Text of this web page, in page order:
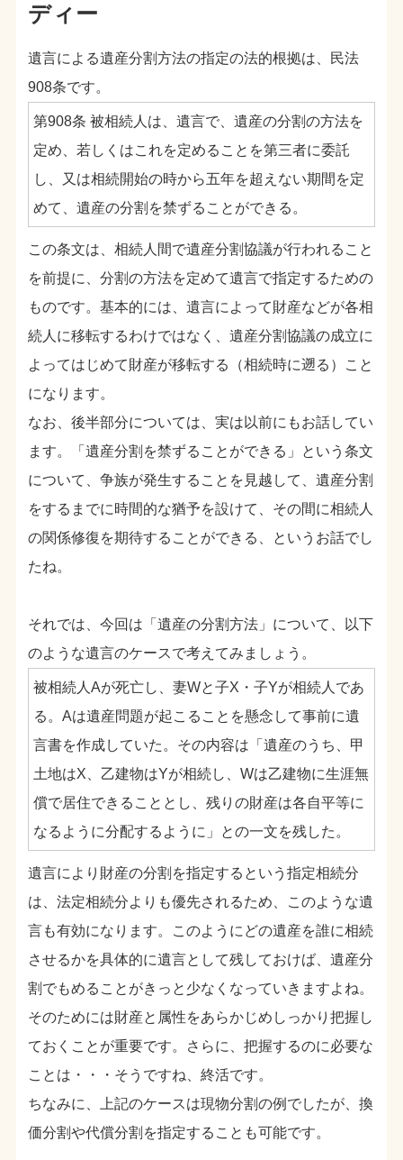
ディー
遺言による遺産分割方法の指定の法的根拠は、民法
908条です。
第908条 被相続人は、遺言で、遺産の分割の方法を
定め、若しくはこれを定めることを第三者に委託
し、又は相続開始の時から五年を超えない期間を定
めて、遺産の分割を禁ずることができる。
この条文は、相続人間で遺産分割協議が行われること
を前提に、分割の方法を定めて遺言で指定するための
ものです。基本的には、遺言によって財産などが各相
続人に移転するわけではなく、遺産分割協議の成立に
よってはじめて財産が移転する（相続時に遡る）こと
になります。
なお、後半部分については、実は以前にもお話してい
ます。「遺産分割を禁ずることができる」という条文
について、争族が発生することを見越して、遺産分割
をするまでに時間的な猶予を設けて、その間に相続人
の関係修復を期待することができる、というお話でし
たね。
それでは、今回は「遺産の分割方法」について、以下
のような遺言のケースで考えてみましょう。
被相続人Aが死亡し、妻Wと子X・子Yが相続人であ
る。Aは遺産問題が起こることを懸念して事前に遺
言書を作成していた。その内容は「遺産のうち、甲
土地はX、乙建物はYが相続し、Wは乙建物に生涯無
償で居住できることとし、残りの財産は各自平等に
なるように分配するように」との一文を残した。
遺言により財産の分割を指定するという指定相続分
は、法定相続分よりも優先されるため、このような遺
言も有効になります。このようにどの遺産を誰に相続
させるかを具体的に遺言として残しておけば、遺産分
割でもめることがきっと少なくなっていきますよね。
そのためには財産と属性をあらかじめしっかり把握し
ておくことが重要です。さらに、把握するのに必要な
ことは・・・そうですね、終活です。
ちなみに、上記のケースは現物分割の例でしたが、換
価分割や代償分割を指定することも可能です。